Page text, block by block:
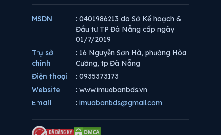
MSDN
: 0401986213 do Sở Kế hoạch &
Đầu tư TP Đà Nẵng cấp ngày
01/7/2019
Trụ sở
chính
: 16 Nguyễn Sơn Hà, phường Hòa
Cường, tp Đà Nẵng
Điện thoại
: 0935373173
Website
: www.imuabanbds.vn
Email
: imuabanbds@gmail.com